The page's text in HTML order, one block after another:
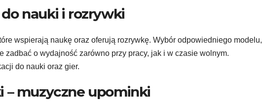
nauki i rozrywki
wspierają naukę oraz oferują rozrywkę. Wybór odpowiedniego modelu,
zadbać o wydajność zarówno przy pracy, jak i w czasie wolnym.
do nauki oraz gier.
– muzyczne upominki